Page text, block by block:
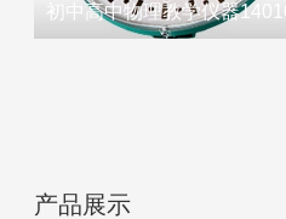
初中高中物理教学仪器
产品展示